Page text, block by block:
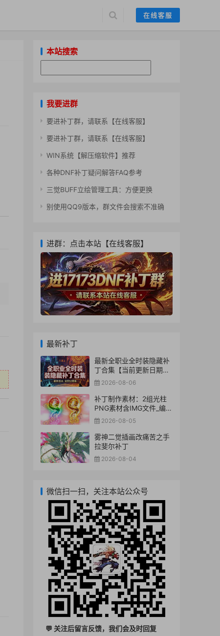
在线客服
本站搜索
我要进群
要进补丁群，请联系【在线客服】
要进补丁群，请联系【在线客服】
WIN系统【解压缩软件】推荐
各种DNF补丁疑问解答FAQ参考
三觉BUFF立绘管理工具：方便更换
别使用QQ9版本，群文件会搜索不准确
进群：点击本站【在线客服】
最新补丁
最新全职业全时装隐藏补
丁合集【当前更新日期：
2026-8-06】
2026-08-06
补丁制作素材：2组光柱
PNG素材含IMG文件_编号
00102026-08-05
雾神二觉插画改痛苦之手
拉斐尔补丁
2026-08-04
微信扫一扫，关注本站公众号
💬 关注后留言反馈，我们会及时回复